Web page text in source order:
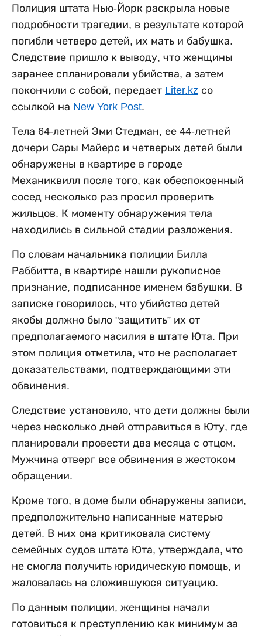
Полиция штата Нью-Йорк раскрыла новые
подробности трагедии, в результате которой
погибли четверо детей, их мать и бабушка.
Следствие пришло к выводу, что женщины
заранее спланировали убийства, а затем
покончили с собой, передает Liter.kz со
ссылкой на New York Post.
Тела 64-летней Эми Стедман, ее 44-летней
дочери Сары Майерс и четверых детей были
обнаружены в квартире в городе
Механиквилл после того, как обеспокоенный
сосед несколько раз просил проверить
жильцов. К моменту обнаружения тела
находились в сильной стадии разложения.
По словам начальника полиции Билла
Раббитта, в квартире нашли рукописное
признание, подписанное именем бабушки. В
записке говорилось, что убийство детей
якобы должно было "защитить” их от
предполагаемого насилия в штате Юта. При
этом полиция отметила, что не располагает
доказательствами, подтверждающими эти
обвинения.
Следствие установило, что дети должны были
через несколько дней отправиться в Юту, где
планировали провести два месяца с отцом.
Мужчина отверг все обвинения в жестоком
обращении.
Кроме того, в доме были обнаружены записи,
предположительно написанные матерью
детей. В них она критиковала систему
семейных судов штата Юта, утверждала, что
не смогла получить юридическую помощь, и
жаловалась на сложившуюся ситуацию.
По данным полиции, женщины начали
готовиться к преступлению как минимум за